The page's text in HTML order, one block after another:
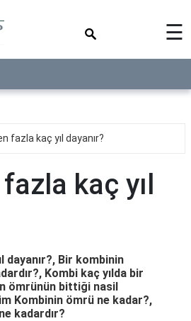
☰
fazla kaç yıl dayanır?
kaç yıl
dayanır?, Bir kombinin
Kombi kaç yılda bir
ömrünün bittiği nasil
Kombinin ömrü ne kadar?,
kadardır?